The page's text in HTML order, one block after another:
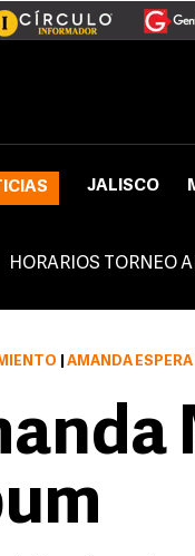
JALISCO
HORARIOS TORNEO
AMANDA ESPERA VISITAR